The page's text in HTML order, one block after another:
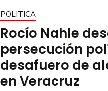
POLITICA
Rocío Nahle
persecución
desafuero de
en Veracruz